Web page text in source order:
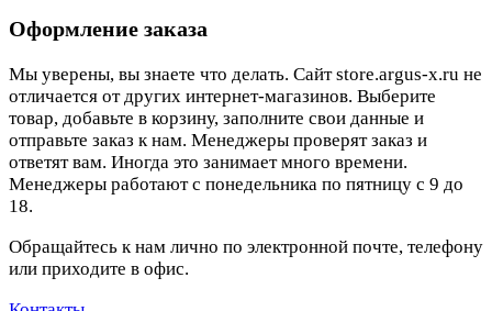
Оформление заказа
Мы уверены, вы знаете что делать. Сайт store.argus-x.ru не
отличается от других интернет-магазинов. Выберите
товар, добавьте в корзину, заполните свои данные и
отправьте заказ к нам. Менеджеры проверят заказ и
ответят вам. Иногда это занимает много времени.
Менеджеры работают с понедельника по пятницу с 9 до
18.
Обращайтесь к нам лично по электронной почте, телефону
или приходите в офис.